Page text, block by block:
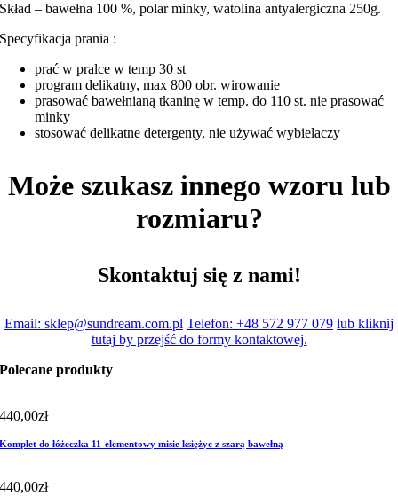
Skład – bawełna 100 %, polar minky, watolina antyalergiczna 250g.
Specyfikacja prania :
prać w pralce w temp 30 st
program delikatny, max 800 obr. wirowanie
prasować bawełnianą tkaninę w temp. do 110 st. nie prasować
minky
stosować delikatne detergenty, nie używać wybielaczy
Może szukasz innego wzoru lub
rozmiaru?
Skontaktuj się z nami!
Email: sklep@sundream.com.pl Telefon: +48 572 977 079 lub kliknij
tutaj by przejść do formy kontaktowej.
Polecane produkty
440,00zł
Komplet do łóżeczka 11-elementowy misie księżyc z szarą bawełną
440,00zł